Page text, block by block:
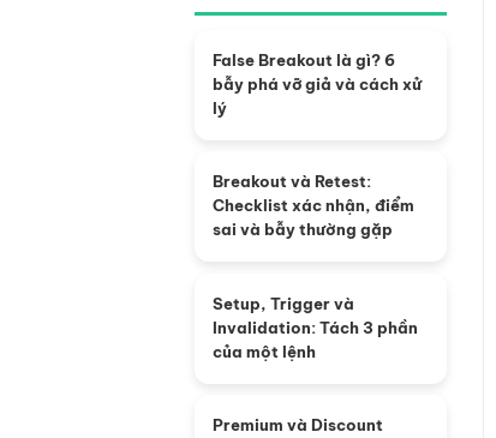
False Breakout là gì? 6
bẫy phá vỡ giả và cách xử
lý
Breakout và Retest:
Checklist xác nhận, điểm
sai và bẫy thường gặp
Setup, Trigger và
Invalidation: Tách 3 phần
của một lệnh
Premium và Discount